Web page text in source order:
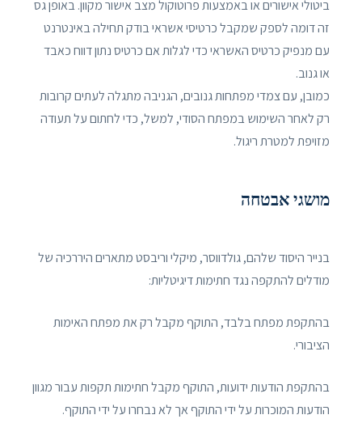
ביטולי אישורים או באמצעות פרוטוקול מצב אישור מקוון. באופן גס
זה דומה לספק שמקבל כרטיסי אשראי בודק תחילה באינטרנט
עם מנפיק כרטיס האשראי כדי לגלות אם כרטיס נתון דווח כאבד
או גנוב.
כמובן, עם צמדי מפתחות גנובים, הגניבה מתגלה לעתים קרובות
רק לאחר השימוש במפתח הסודי, למשל, כדי לחתום על תעודה
מזויפת למטרת ריגול.
מושגי אבטחה
בנייר היסוד שלהם, גולדווסר, מיקלי וריבסט מתארים היררכיה של
מודלים להתקפה נגד חתימות דיגיטליות:
בהתקפת מפתח בלבד, התוקף מקבל רק את מפתח האימות
הציבורי.
בהתקפת הודעות ידועות, התוקף מקבל חתימות תקפות עבור מגוון
הודעות המוכרות על ידי התוקף אך לא נבחרו על ידי התוקף.